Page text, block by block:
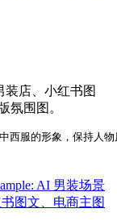
店、小红书图
氛围图。
西服的形象，保持人